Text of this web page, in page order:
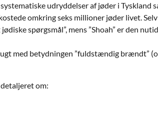
udryddelser af jøder i Tyskland
omkring seks millioner jøder livet.
spørgsmål”, mens ”Shoah” er den
med betydningen ”fuldstændig brændt”
om: